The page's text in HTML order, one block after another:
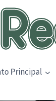
Principal